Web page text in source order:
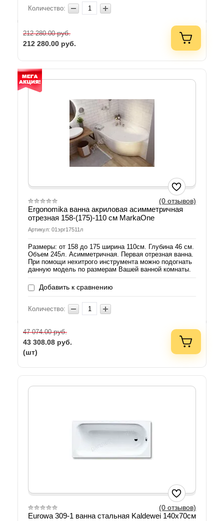
Количество:
212 280.00руб.
212 280.00 руб.
(0 отзывов)
Ergonomika ванна акриловая асимметричная
отрезная 158-(175)-110 см MarkaOne
Артикул: 01эрг17511л
Размеры: от 158 до 175 ширина 110см. Глубина 46 см.
Объем 245л. Асимметричная. Первая отрезная ванна.
При помощи нехитрого инструмента можно подогнать
данную модель по размерам Вашей ванной комнаты.
Добавить к сравнению
Количество:
47 074.00руб.
43 308.08 руб.
(шт)
(0 отзывов)
Eurowa 309-1 ванна стальная Kaldewei 140х70см